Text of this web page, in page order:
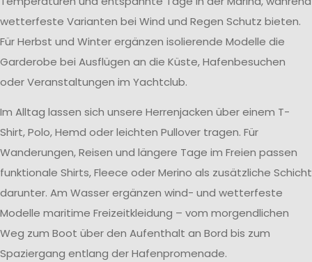
wetterfeste Varianten bei Wind und Regen Schutz bieten.
Für Herbst und Winter ergänzen isolierende Modelle die
Garderobe bei Ausflügen an die Küste, Hafenbesuchen
oder Veranstaltungen im Yachtclub.
Im Alltag lassen sich unsere Herrenjacken über einem T-
Shirt, Polo, Hemd oder leichten Pullover tragen. Für
Wanderungen, Reisen und längere Tage im Freien passen
funktionale Shirts, Fleece oder Merino als zusätzliche Schicht
darunter. Am Wasser ergänzen wind- und wetterfeste
Modelle maritime Freizeitkleidung – vom morgendlichen
Weg zum Boot über den Aufenthalt an Bord bis zum
Spaziergang entlang der Hafenpromenade.